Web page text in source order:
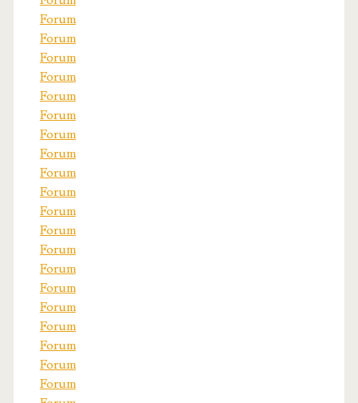
Forum
Forum
Forum
Forum
Forum
Forum
Forum
Forum
Forum
Forum
Forum
Forum
Forum
Forum
Forum
Forum
Forum
Forum
Forum
Forum